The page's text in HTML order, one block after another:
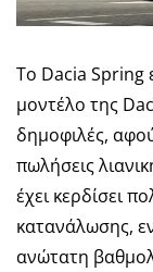
To Dacia Spring
μοντέλο της
δημοφιλές,
πωλήσεις
έχει κερδίσει
κατανάλωσης,
ανώτατη